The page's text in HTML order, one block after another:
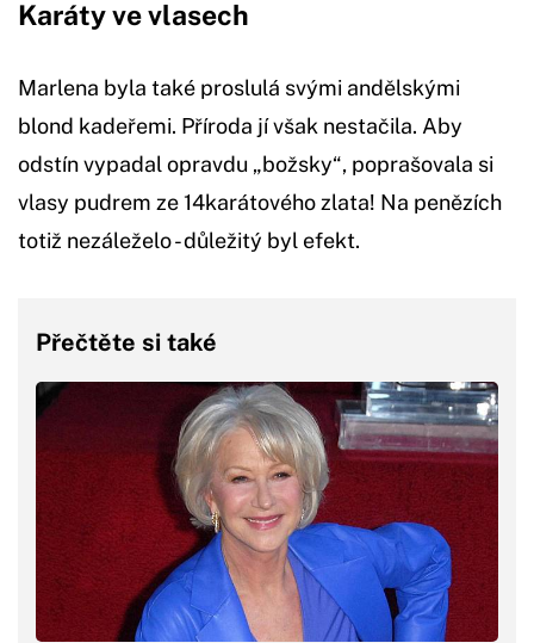
Karáty ve vlasech
Marlena byla také proslulá svými andělskými
blond kadeřemi. Příroda jí však nestačila. Aby
odstín vypadal opravdu „božsky“, poprašovala si
vlasy pudrem ze 14karátového zlata! Na penězích
totiž nezáleželo - důležitý byl efekt.
Přečtěte si také